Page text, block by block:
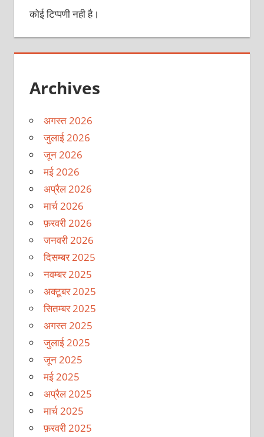
कोई टिप्पणी नही है।
Archives
अगस्त 2026
जुलाई 2026
जून 2026
मई 2026
अप्रैल 2026
मार्च 2026
फ़रवरी 2026
जनवरी 2026
दिसम्बर 2025
नवम्बर 2025
अक्टूबर 2025
सितम्बर 2025
अगस्त 2025
जुलाई 2025
जून 2025
मई 2025
अप्रैल 2025
मार्च 2025
फ़रवरी 2025